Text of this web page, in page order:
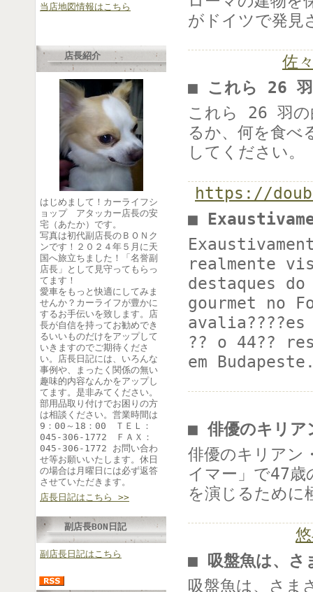
当店地図情報はこちら
店長紹介
はじめまして！カーライフシ
ョップ アタッカー店長の安
宅（あたか）です。
写真は初代副店長のＢＯＮク
ンです！２０２４年５月に天
国へ旅立ちました！「名誉副
店長」として見守ってもらっ
てます！
愛車をもっと快適にしてみま
せんか？カーライフが豊かに
するお手伝いを致します。店
長が自信を持ってお勧めでき
るいいものだけをアップして
いきますのでご期待くださ
い。店長日記には、いろんな
事例や、まったく関係の無い
趣味的内容なんかをアップし
てます。是非みてください。
部用品取り付けでお困りの方
は相談ください。営業時間は
9：00～18：00 ＴＥＬ：
045-306-1772 ＦＡＸ：
045-306-1772 お問い合わ
せ等お願いいたします。休日
の場合は月曜日には必ず返答
させていただきます。
店長日記はこちら >>
副店長BON日記
副店長日記はこちら
がドイツで発見
佐
■ これら 26 羽
これら 26 羽の
るか、何を食べ
してください。
https://
■
realmente
destaques
gourmet no
?? o 44??
em
■ 俳優のキリア
俳優のキリアン
イマー」で47歳
を演じるために
■ 吸盤魚は、さ
吸盤魚は、さま